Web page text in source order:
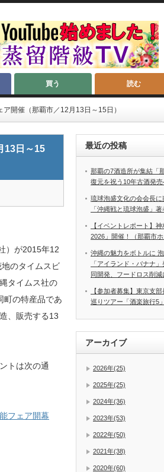
買う 読む
開催（那覇市／12月13日～15日）
13日～15
）が2015年12
のタイムスビ
タイムス社の
町の特産品であ
、販売する13
トは次の通
フェア開幕
最近の投稿
那覇の7酒造所が集結「
復元を祝う10年古酒発売
琉球泡盛文化の会会長
「沖縄戦と琉球泡盛」
【イベントレポート】
2026」開催！（那覇市
沖縄の魅力をボトルに
「アイランド・バナナ
同開発、フードロス削減
【参加者募集】東京支
巡りツアー「酒楽旅行5
アーカイブ
2026年(25)
2025年(25)
2024年(36)
2023年(53)
2022年(50)
2021年(38)
2020年(60)